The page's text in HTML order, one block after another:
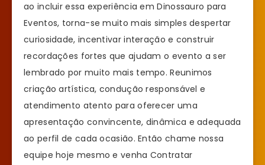
ao incluir essa experiência em Dinossauro para
Eventos, torna-se muito mais simples despertar
curiosidade, incentivar interação e construir
recordações fortes que ajudam o evento a ser
lembrado por muito mais tempo. Reunimos
criação artística, condução responsável e
atendimento atento para oferecer uma
apresentação convincente, dinâmica e adequada
ao perfil de cada ocasião. Então chame nossa
equipe hoje mesmo e venha Contratar